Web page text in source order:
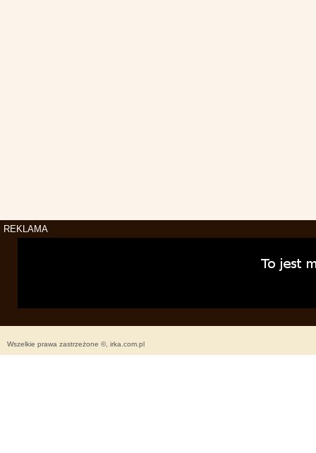
REKLAMA
Wszelkie prawa zastrzeżone ©, irka.com.pl